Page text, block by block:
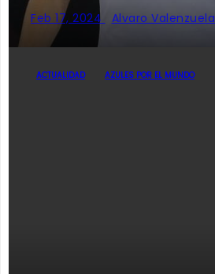
Feb 17, 2024 Alvaro Valenzuela
ACTUALIDAD AZULES POR EL MUNDO